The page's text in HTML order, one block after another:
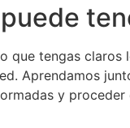
que tengas
Aprendamos
y